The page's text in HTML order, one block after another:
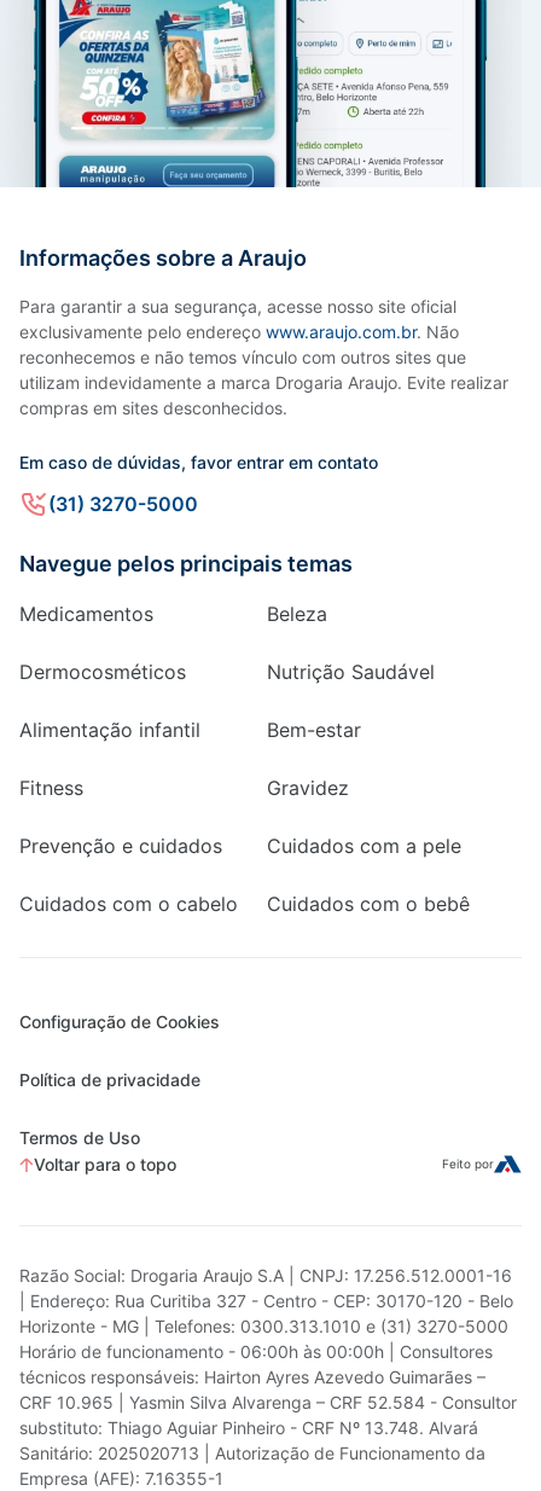
Informações sobre a Araujo
Para garantir a sua segurança, acesse nosso site oficial
exclusivamente pelo endereço www.araujo.com.br. Não
reconhecemos e não temos vínculo com outros sites que
utilizam indevidamente a marca Drogaria Araujo. Evite realizar
compras em sites desconhecidos.
Em caso de dúvidas, favor entrar em contato
(31) 3270-5000
Navegue pelos principais temas
Medicamentos Beleza
Dermocosméticos Nutrição Saudável
Alimentação infantil Bem-estar
Fitness Gravidez
Prevenção e cuidados Cuidados com a pele
Cuidados com o cabelo Cuidados com o bebê
Configuração de Cookies
Política de privacidade
Termos de Uso
Voltar para o topo
Feito por
Razão Social: Drogaria Araujo S.A | CNPJ: 17.256.512.0001-16
| Endereço: Rua Curitiba 327 - Centro - CEP: 30170-120 - Belo
Horizonte - MG | Telefones: 0300.313.1010 e (31) 3270-5000
Horário de funcionamento - 06:00h às 00:00h | Consultores
técnicos responsáveis: Hairton Ayres Azevedo Guimarães –
CRF 10.965 | Yasmin Silva Alvarenga – CRF 52.584 - Consultor
substituto: Thiago Aguiar Pinheiro - CRF Nº 13.748. Alvará
Sanitário: 2025020713 | Autorização de Funcionamento da
Empresa (AFE): 7.16355-1